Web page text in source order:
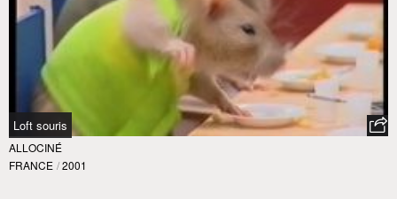
Loft souris
ALLOCINÉ
FRANCE / 2001